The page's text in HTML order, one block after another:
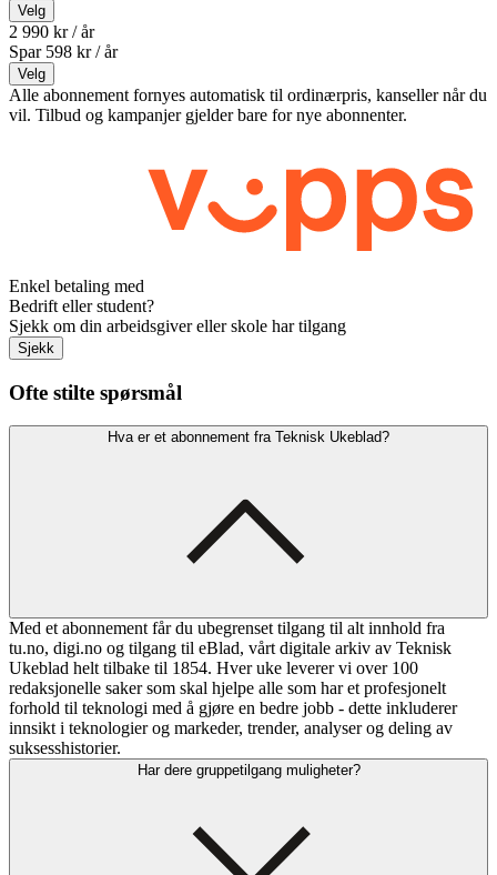
Velg
2 990 kr / år
Spar 598 kr /år
Velg
Alle abonnement fornyes automatisk til ordinærpris, kanseller når du
vil. Tilbud og kampanjer gjelder bare for nye abonnenter.
Enkel betaling med
Bedrift eller student?
Sjekk om din arbeidsgiver eller skole har tilgang
Sjekk
Ofte stilte spørsmål
Hva er et abonnement fra Teknisk Ukeblad?
Med et abonnement får du ubegrenset tilgang til alt innhold fra
tu.no, digi.no og tilgang til eBlad, vårt digitale arkiv av Teknisk
Ukeblad helt tilbake til 1854. Hver uke leverer vi over 100
redaksjonelle saker som skal hjelpe alle som har et profesjonelt
forhold til teknologi med å gjøre en bedre jobb - dette inkluderer
innsikt i teknologier og markeder, trender, analyser og deling av
suksesshistorier.
Har dere gruppetilgang muligheter?